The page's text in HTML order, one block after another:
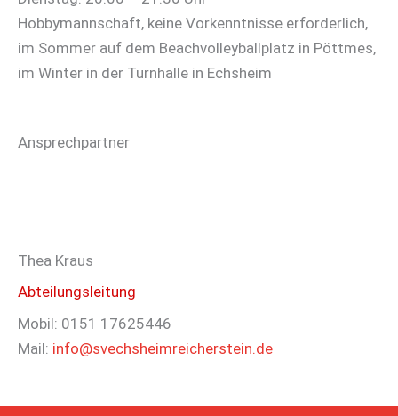
Hobbymannschaft, keine Vorkenntnisse erforderlich,
im Sommer auf dem Beachvolleyballplatz in Pöttmes,
im Winter in der Turnhalle in Echsheim
Ansprechpartner
Thea Kraus
Abteilungsleitung
Mobil: 0151 17625446
Mail: info@svechsheimreicherstein.de